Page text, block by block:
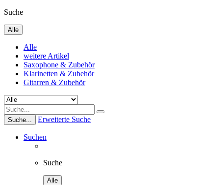
Suche
Alle
Alle
weitere Artikel
Saxophone & Zubehör
Klarinetten & Zubehör
Gitarren & Zubehör
Suche... Erweiterte Suche
Suchen
Suche
Alle